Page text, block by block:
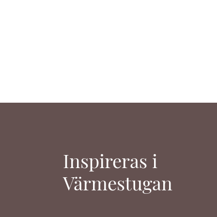
Inspireras i
Värmestugan